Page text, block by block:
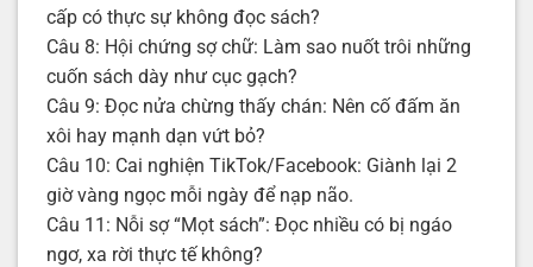
cấp có thực sự không đọc sách?
Câu 8: Hội chứng sợ chữ: Làm sao nuốt trôi những
cuốn sách dày như cục gạch?
Câu 9: Đọc nửa chừng thấy chán: Nên cố đấm ăn
xôi hay mạnh dạn vứt bỏ?
Câu 10: Cai nghiện TikTok/Facebook: Giành lại 2
giờ vàng ngọc mỗi ngày để nạp não.
Câu 11: Nỗi sợ “Mọt sách”: Đọc nhiều có bị ngáo
ngơ, xa rời thực tế không?